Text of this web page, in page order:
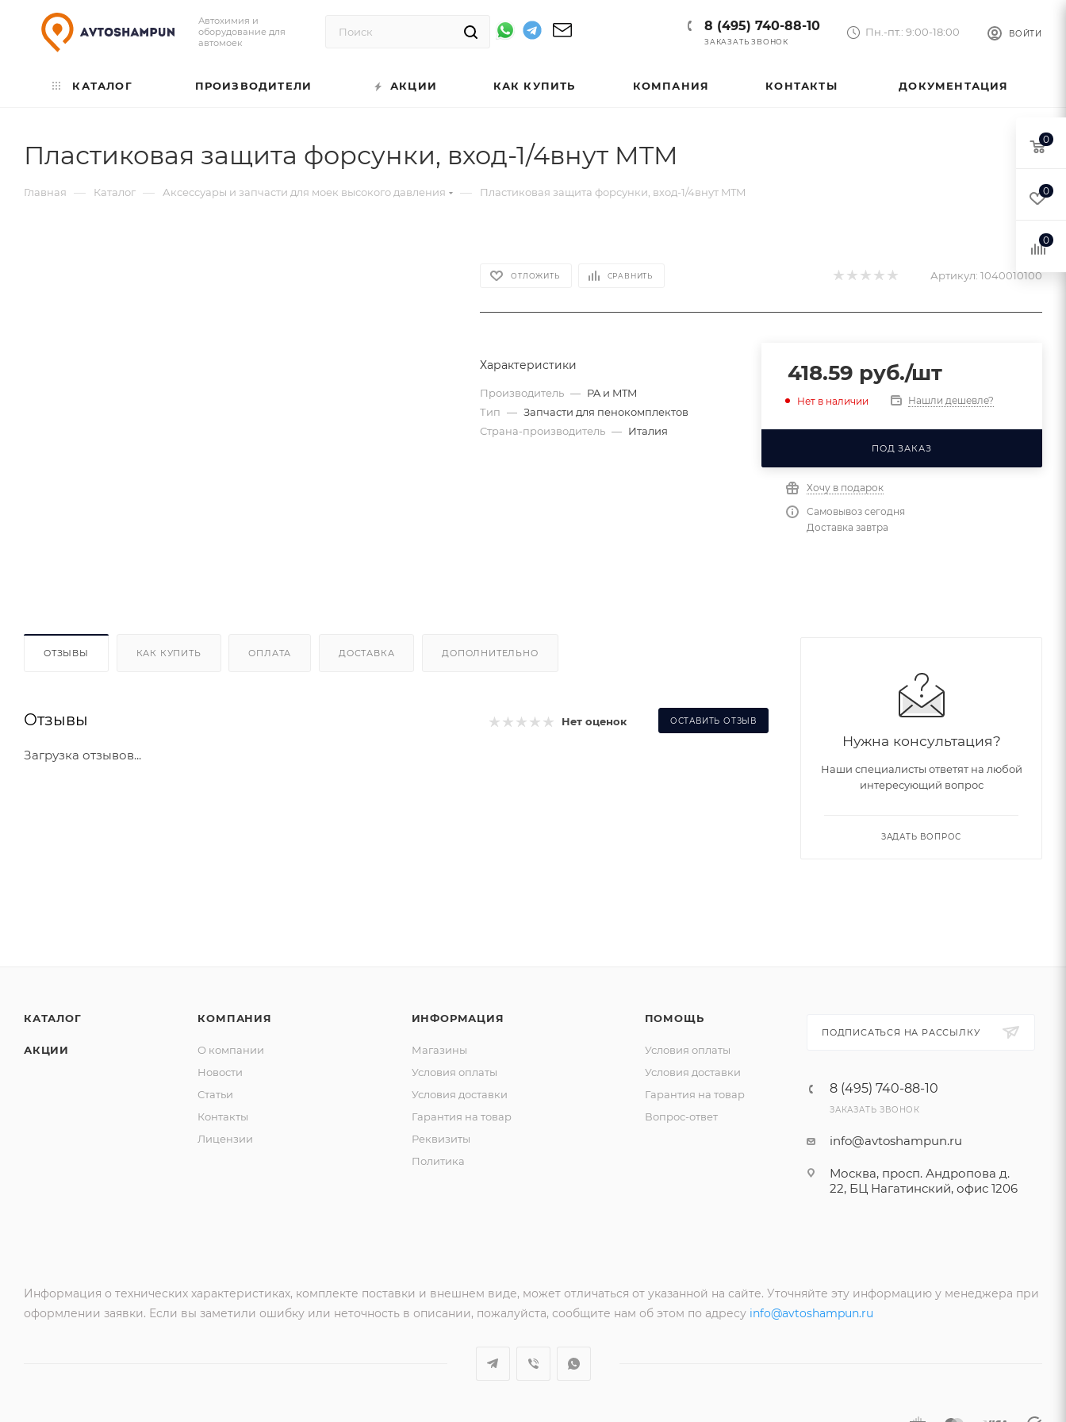
Автохимия и
оборудование для
автомоек
ВОЙТИ
8 (495) 740-88-10
ЗАКАЗАТЬ ЗВОНОК
Пн.-пт.: 9:00-18:00
КАТАЛОГ ПРОИЗВОДИТЕЛИ АКЦИИ КАК КУПИТЬ КОМПАНИЯ КОНТАКТЫ ДОКУМЕНТАЦИЯ
Пластиковая защита форсунки, вход-1/4внут MTM
Главная — Каталог — Аксессуары и запчасти для моек высокого давления — Пластиковая защита форсунки, вход-1/4внут MTM
ОТЛОЖИТЬ СРАВНИТЬ Артикул: 1040010100
Характеристики
Производитель — PA и MTM
Тип — Запчасти для пенокомплектов
Страна-производитель — Италия
418.59 руб./шт
Нет в наличии Нашли дешевле?
ПОД ЗАКАЗ
Хочу в подарок
Самовывоз сегодня
Доставка завтра
ОТЗЫВЫ КАК КУПИТЬ ОПЛАТА ДОСТАВКА ДОПОЛНИТЕЛЬНО
Отзывы Нет оценок ОСТАВИТЬ ОТЗЫВ
Загрузка отзывов...
Нужна консультация?
Наши специалисты ответят на любой
интересующий вопрос
ЗАДАТЬ ВОПРОС
КАТАЛОГ
АКЦИИ
КОМПАНИЯ
О компании
Новости
Статьи
Контакты
Лицензии
ИНФОРМАЦИЯ
Магазины
Условия оплаты
Условия доставки
Гарантия на товар
Реквизиты
Политика
ПОМОЩЬ
Условия оплаты
Условия доставки
Гарантия на товар
Вопрос-ответ
ПОДПИСАТЬСЯ НА РАССЫЛКУ
8 (495) 740-88-10
ЗАКАЗАТЬ ЗВОНОК
info@avtoshampun.ru
Москва, просп. Андропова д.
22, БЦ Нагатинский, офис 1206
Информация о технических характеристиках, комплекте поставки и внешнем виде, может отличаться от указанной на сайте. Уточняйте эту информацию у менеджера при
оформлении заявки. Если вы заметили ошибку или неточность в описании, пожалуйста, сообщите нам об этом по адресу info@avtoshampun.ru
0
0
0